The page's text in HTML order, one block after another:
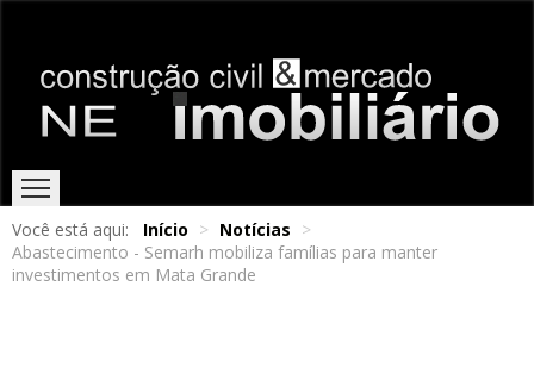
HOME EDIÇÕES ONLINE ENTREVISTAS
Você está aqui: Início > Notícias >
Abastecimento - Semarh mobiliza famílias para manter
investimentos em Mata Grande